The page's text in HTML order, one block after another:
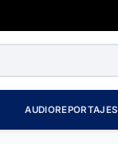
AUDIOREPORTAJES